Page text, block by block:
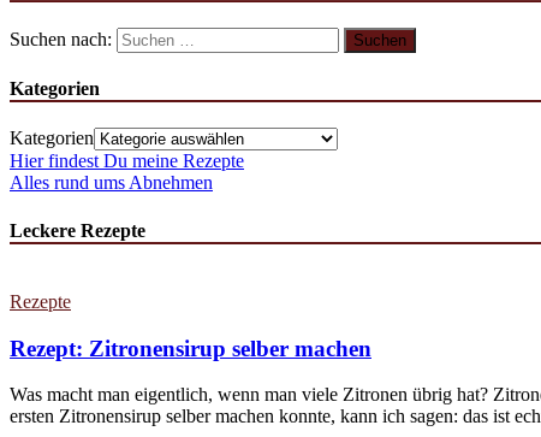
Suchen nach:
Kategorien
Kategorien
Hier findest Du meine Rezepte
Alles rund ums Abnehmen
Leckere Rezepte
Rezepte
Rezept: Zitronensirup selber machen
Was macht man eigentlich, wenn man viele Zitronen übrig hat?
ersten Zitronensirup selber machen konnte, kann ich sagen: das ist